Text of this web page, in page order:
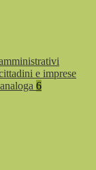
e imprese
6